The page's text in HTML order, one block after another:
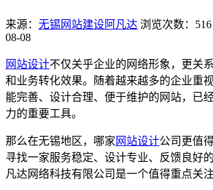
来源： 无锡网站建设阿凡达 浏览次数：516
08-08
网站设计不仅关乎企业的网络形象，更关
和业务转化效果。随着越来越多的企业重
能完善、设计合理、便于维护的网站，已
力的重要工具。
那么在无锡地区，哪家 网站设计公司更值
寻找一家服务稳定、设计专业、反馈良好
凡达网络科技有限公司是一个值得重点关注